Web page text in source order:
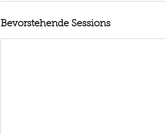
Bevorstehende Sessions